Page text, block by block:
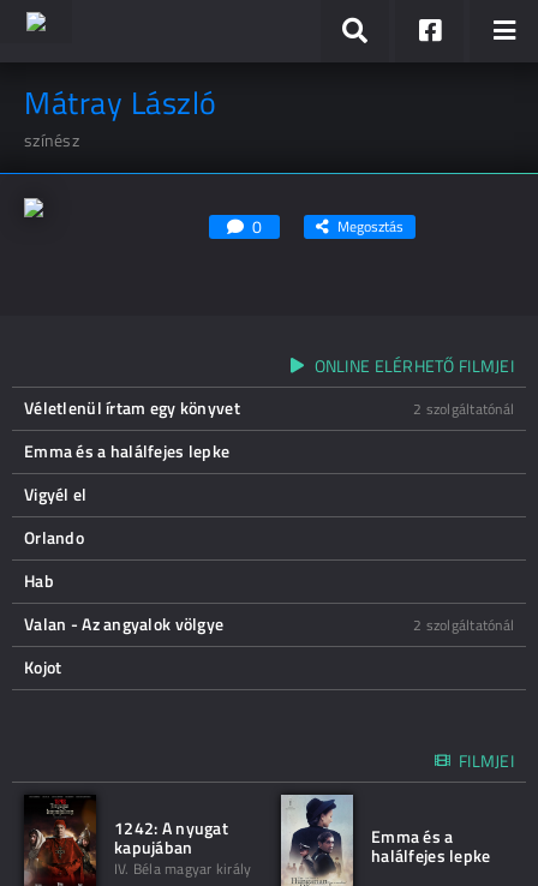
Mátray László
színész
0 Megosztás
ONLINE ELÉRHETŐ FILMJEI
Véletlenül írtam egy könyvet
2 szolgáltatónál
Emma és a halálfejes lepke
Vigyél el
Orlando
Hab
Valan - Az angyalok völgye
2 szolgáltatónál
Kojot
FILMJEI
1242: A nyugat
kapujában
IV. Béla magyar király
Emma és a
halálfejes lepke